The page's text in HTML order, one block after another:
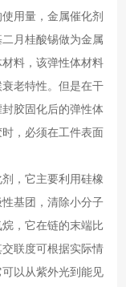
用量，金属催化剂
月桂酸锡做为金属
料，该弹性体材料
老特性。但是在干
胶固化后的弹性体
，必须在工件表面
，它主要利用硅橡
基团，清除小分子
，它在链的末端比
联度可根据实际情
以从紫外光到能见